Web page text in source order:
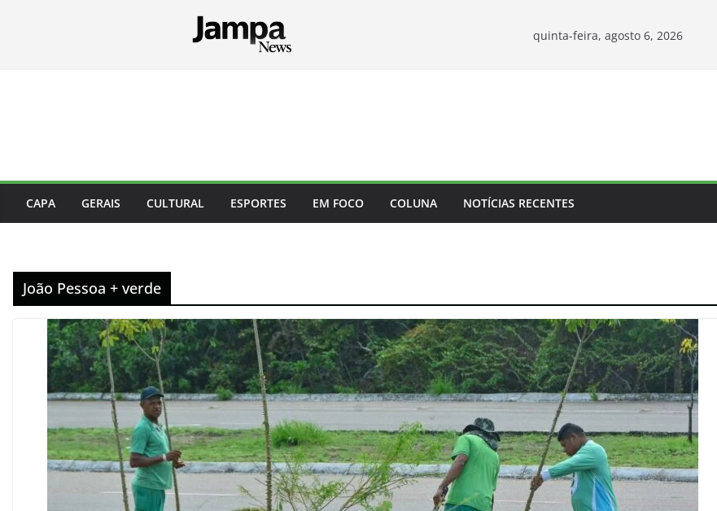
quinta-feira, agosto 6, 2026
CAPA GERAIS CULTURAL ESPORTES EM FOCO COLUNA NOTÍCIAS RECENTES
João Pessoa + verde